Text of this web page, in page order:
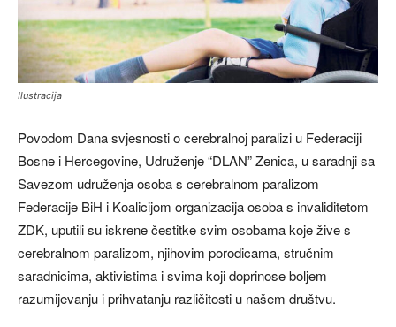
Ilustracija
Povodom Dana svjesnosti o cerebralnoj paralizi u Federaciji
Bosne i Hercegovine, Udruženje “DLAN” Zenica, u saradnji sa
Savezom udruženja osoba s cerebralnom paralizom
Federacije BiH i Koalicijom organizacija osoba s invaliditetom
ZDK, uputili su iskrene čestitke svim osobama koje žive s
cerebralnom paralizom, njihovim porodicama, stručnim
saradnicima, aktivistima i svima koji doprinose boljem
razumijevanju i prihvatanju različitosti u našem društvu.